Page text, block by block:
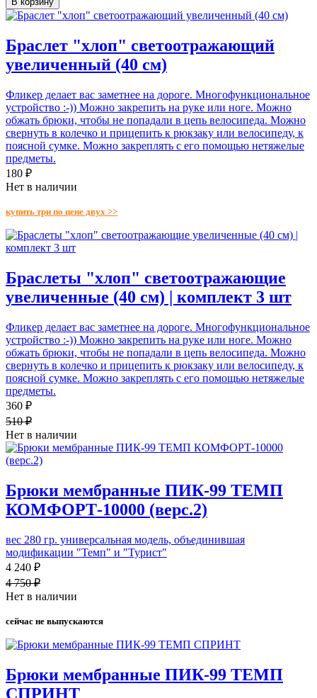
Браслет "хлоп" светоотражающий
увеличенный (40 см)
Фликер делает вас заметнее на дороге. Многофункциональное
устройство :-)) Можно закрепить на руке или ноге. Можно
обжать брюки, чтобы не попадали в цепь велосипеда. Можно
свернуть в колечко и прицепить к рюкзаку или велосипеду, к
поясной сумке. Можно закреплять с его помощью нетяжелые
предметы.
180 ₽
Нет в наличии
купить три по цене двух >>
Браслеты "хлоп" светоотражающие
увеличенные (40 см) | комплект 3 шт
Фликер делает вас заметнее на дороге. Многофункциональное
устройство :-)) Можно закрепить на руке или ноге. Можно
обжать брюки, чтобы не попадали в цепь велосипеда. Можно
свернуть в колечко и прицепить к рюкзаку или велосипеду, к
поясной сумке. Можно закреплять с его помощью нетяжелые
предметы.
360 ₽
510 ₽
Нет в наличии
Брюки мембранные ПИК-99 ТЕМП
КОМФОРТ-10000 (верс.2)
вес 280 гр. универсальная модель, объединившая
модификации "Темп" и "Турист"
4 240 ₽
4 750 ₽
Нет в наличии
сейчас не выпускаются
Брюки мембранные ПИК-99 ТЕМП
СПРИНТ